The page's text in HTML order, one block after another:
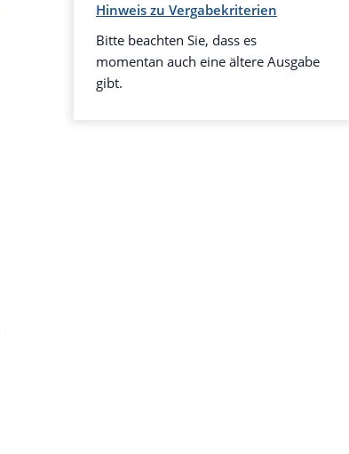
Hinweis zu Vergabekriterien
Bitte beachten Sie, dass es
momentan auch eine ältere Ausgabe
gibt.